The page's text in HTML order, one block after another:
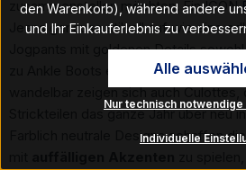
zusammenstellen möchten. Ein ICON
Jeans genauso stilvoll auf wie eine
Jogpants mit goldenen Details sowohl
zu Ankle Boots eine hervorragende
wandelbar zeigen sich auch Culottes,
Strickteilen das ganze Jahr über neu
Farblich neutrale Designs schaffen
den Warenkorb), während andere
und Ihr Einkauferlebnis zu
notwendigen Cookies mit Klick auf
Klick auf "Nur technisch notwendige
Zugang zu den Cookie-Einstellungen
unserer Website im Menüpunkt
Hinweis auf Verarbeitung Ihrer auf
Nur technisch
Individuelle
Alle